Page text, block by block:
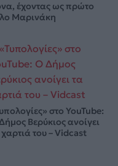
έχοντας ως πρώτο
Μαρινάκη
στο YouTube:
Βερύκιος ανοίγει
του – Vidcast